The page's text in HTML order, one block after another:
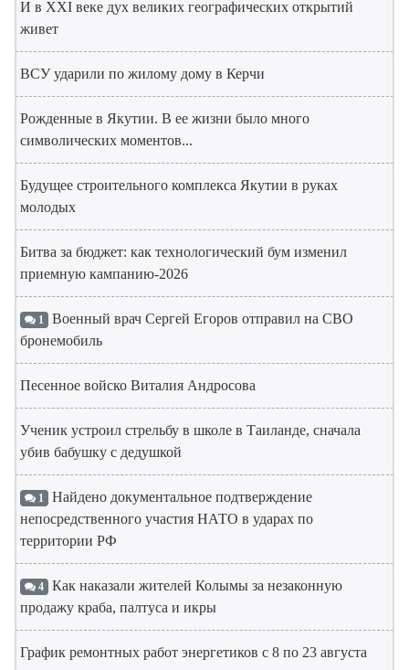
И в XXI веке дух великих географических открытий
живет
ВСУ ударили по жилому дому в Керчи
Рожденные в Якутии. В ее жизни было много
символических моментов...
Будущее строительного комплекса Якутии в руках
молодых
Битва за бюджет: как технологический бум изменил
приемную кампанию-2026
1 Военный врач Сергей Егоров отправил на СВО
бронемобиль
Песенное войско Виталия Андросова
Ученик устроил стрельбу в школе в Таиланде, сначала
убив бабушку с дедушкой
1 Найдено документальное подтверждение
непосредственного участия НАТО в ударах по
территории РФ
4 Как наказали жителей Колымы за незаконную
продажу краба, палтуса и икры
График ремонтных работ энергетиков с 8 по 23 августа